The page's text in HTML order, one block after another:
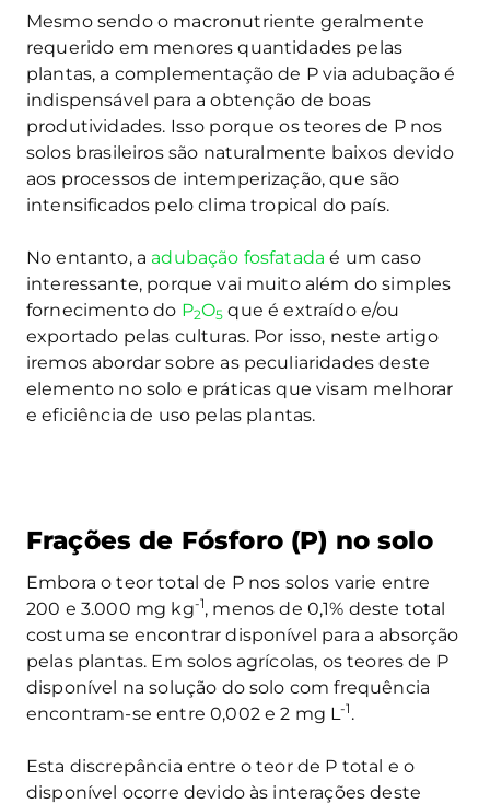
Mesmo sendo o macronutriente geralmente
requerido em menores quantidades pelas
plantas, a complementação de P via adubação é
indispensável para a obtenção de boas
produtividades. Isso porque os teores de P nos
solos brasileiros são naturalmente baixos devido
aos processos de intemperização, que são
intensificados pelo clima tropical do país.
No entanto, a adubação fosfatada é um caso
interessante, porque vai muito além do simples
fornecimento do P2O5 que é extraído e/ou
exportado pelas culturas. Por isso, neste artigo
iremos abordar sobre as peculiaridades deste
elemento no solo e práticas que visam melhorar
e eficiência de uso pelas plantas.
Frações de Fósforo (P) no solo
Embora o teor total de P nos solos varie entre
200 e 3.000 mg kg-1, menos de 0,1% deste total
costuma se encontrar disponível para a absorção
pelas plantas. Em solos agrícolas, os teores de P
disponível na solução do solo com frequência
encontram-se entre 0,002 e 2 mg L-1 .
Esta discrepância entre o teor de P total e o
disponível ocorre devido às interações deste